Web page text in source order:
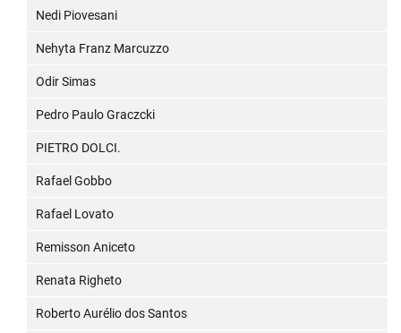
Nedi Piovesani
Nehyta Franz Marcuzzo
Odir Simas
Pedro Paulo Graczcki
PIETRO DOLCI.
Rafael Gobbo
Rafael Lovato
Remisson Aniceto
Renata Righeto
Roberto Aurélio dos Santos